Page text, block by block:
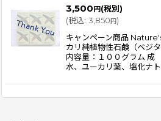
絞り込む
3,500 円 (税別)
(税込: 3,850円)
キャンペーン商品
カリ純植物性石鹸（ベジ
内容量：１００グラム
水、ユーカリ葉、塩化ナ